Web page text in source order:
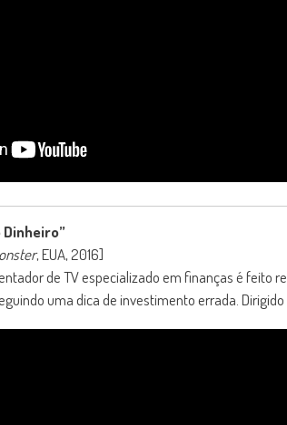
Dinheiro”
, EUA, 2016]
de TV especializado em finanças é feito
uma dica de investimento errada.